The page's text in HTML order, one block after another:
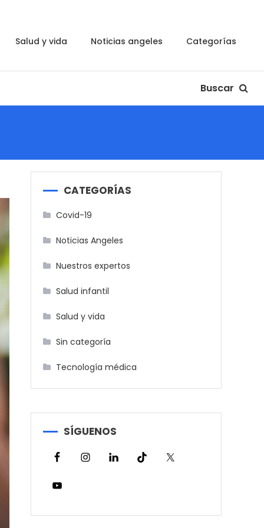
salud y vida noticias angeles categorías
Buscar
CATEGORÍAS
Covid-19
Noticias Angeles
Nuestros expertos
Salud infantil
Salud y vida
Sin categoría
Tecnología médica
SÍGUENOS